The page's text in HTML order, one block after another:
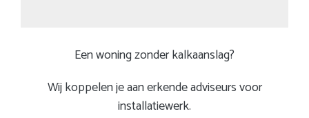
Een woning zonder kalkaanslag?
Wij koppelen je aan erkende adviseurs voor
installatiewerk.